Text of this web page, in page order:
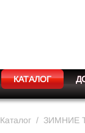
КАТАЛОГ
Каталог / ЗИМНИЕ